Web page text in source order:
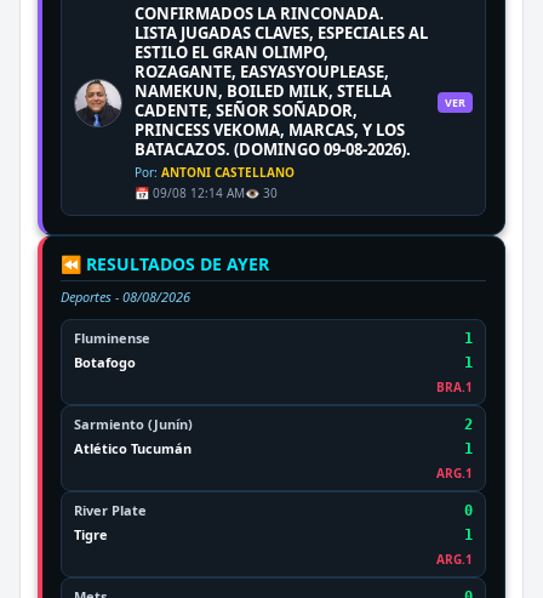
CONFIRMADOS LA RINCONADA.
LISTA JUGADAS CLAVES, ESPECIALES AL
ESTILO EL GRAN OLIMPO,
ROZAGANTE, EASYASYOUPLEASE,
NAMEKUN, BOILED MILK, STELLA
CADENTE, SEÑOR SOÑADOR,
PRINCESS VEKOMA, MARCAS, Y LOS
BATACAZOS. (DOMINGO 09-08-2026).
Por: ANTONI CASTELLANO
📅 09/08 12:14 AM👁️ 30
VER
⏪ RESULTADOS DE AYER
Deportes - 08/08/2026
Fluminense 1
Botafogo
1
BRA.1
Sarmiento (Junín) 2
Atlético Tucumán
1
ARG.1
River Plate 0
Tigre
1
ARG.1